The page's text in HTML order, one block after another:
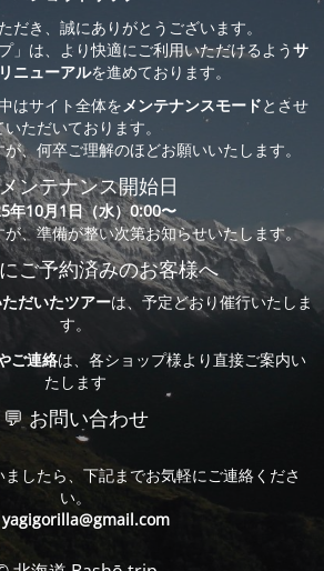
だき、誠にありがとうございます。
」は、より快適にご利用いただけるようサ
ニューアルを進めております。
はサイト全体をメンテナンスモードとさせ
いただいております。
、何卒ご理解のほどお願いいたします。
ンテナンス開始日
年10月1日（水）0:00〜
、準備が整い次第お知らせいたします。
ご予約済みのお客様へ
だいたツアーは、予定どおり催行いたしま
す。
ご連絡は、各ショップ様より直接ご案内い
たします
💬 お問い合わせ
したら、下記までお気軽にご連絡くださ
い。
yagigorilla@gmail.com